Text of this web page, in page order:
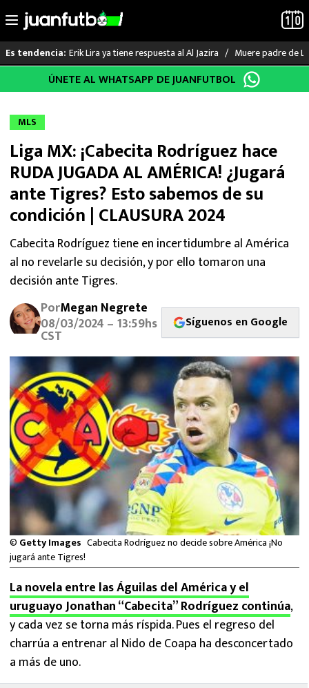
al
Es tendencia: Erik Lira ya tiene respuesta al Al Jazira Muere padre de
LO ÚLTIMO
LIGA MX
RAYADOS
PUMAS
ATLANTE
SELECCIÓN MEXICANA
FUTBOL INTERNACIONAL
MEXICANOS EN EL EXTRANJERO
FUTBOL ESTUFA
FÓRMULA 1
BOXEO
LIGA MX
NFL
ÚNETE AL WHATSAPP DE JUANFUTBOL
MLS
Liga MX: ¡Cabecita Rodríguez hace
RUDA JUGADA AL AMÉRICA! ¿Jugará
ante Tigres? Esto sabemos de su
condición | CLAUSURA 2024
Cabecita Rodríguez tiene en incertidumbre al América
al no revelarle su decisión, y por ello tomaron una
decisión ante Tigres.
PorMegan Negrete
08/03/2024 – 13:59hs
CST
Síguenos en Google
© Getty Images Cabecita Rodríguez no decide sobre América ¡No
jugará ante Tigres!
La novela entre las Águilas del América y el
uruguayo Jonathan “Cabecita” Rodríguez continúa,
y cada vez se torna más ríspida. Pues el regreso del
charrúa a entrenar al Nido de Coapa ha desconcertado
a más de uno.